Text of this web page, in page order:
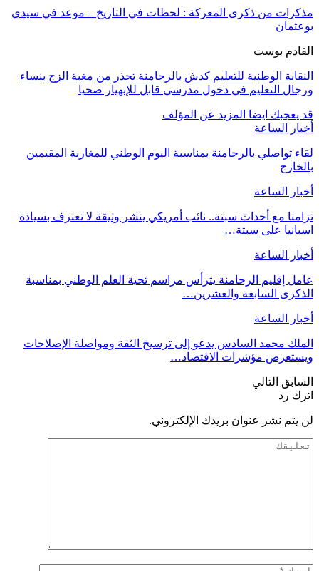
مذكرات من ذكرى المعركة : لحظات في التاريخ – موعد في سيدي
بوعثمان
القادم بوست
النقابة الوطنية للتعليم كدش بالرحامنة تحذر من مغبة الزج بنساء
ورجال التعليم في دخول مدرسي قابل للإنهيار صحيا
قد يعجبك ايضا المزيد عن المؤلف
أخبار الساعة
لقاء تواصلي بالرحامنة بمناسبة اليوم الوطني للمغاربة المقيمين
بالخارج
أخبار الساعة
تزامنا مع أحداث سبتة.. نائب أمريكي ينشر وثيقة لا تعترف بسيادة
اسبانيا على سبتة…
أخبار الساعة
عامل إقليم الرحامنة يترأس مراسم تحية العلم الوطني بمناسبة
الذكرى السابعة والعشرين…
أخبار الساعة
الملك محمد السادس يدعو إلى ترسيخ الثقة ومواصلة الإصلاحات
ويستعرض مؤشرات الاقتصاد…
السابق التالي
اترك رد
لن يتم نشر عنوان بريدك الإلكتروني.